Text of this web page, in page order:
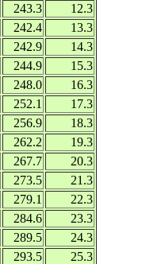
243.3
12.3
242.4
13.3
242.9
14.3
244.9
15.3
248.0
16.3
252.1
17.3
256.9
18.3
262.2
19.3
267.7
20.3
273.5
21.3
279.1
22.3
284.6
23.3
289.5
24.3
293.5
25.3